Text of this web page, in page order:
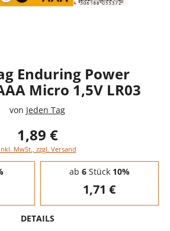
Enduring Power
Micro 1,5V LR03
von Jeden Tag
1,89 €
inkl. MwSt., zzgl. Versand
ab 6Stück 10%
1,71 €
DETAILS